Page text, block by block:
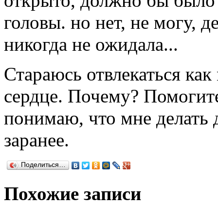
головы. но нет, не могу,
никогда не ожидала...
Стараюсь отвлекаться
сердце. Почему?
понимаю, что мне делать
заранее.
Поделиться…
Похожие записи